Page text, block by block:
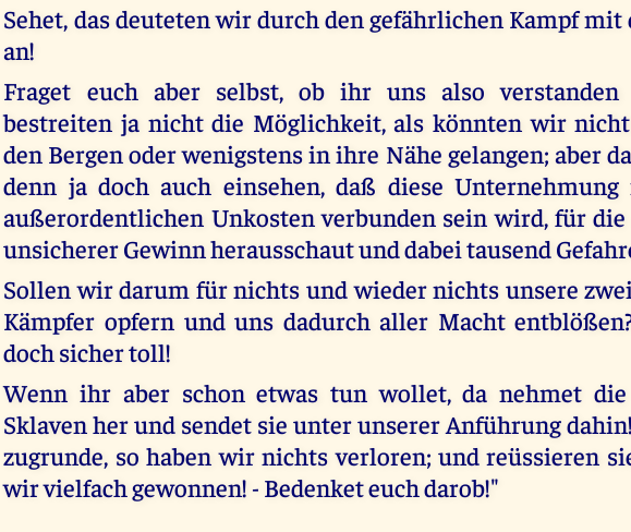
Sehet, das deuteten wir durch den gefährlichen Kampf mit
an!
Fraget euch aber selbst, ob ihr uns also
bestreiten ja nicht die Möglichkeit, als könnten wir
den Bergen oder wenigstens in ihre Nähe gelangen; aber
denn ja doch auch einsehen, daß diese
außerordentlichen Unkosten verbunden sein wird, für
unsicherer Gewinn herausschaut und dabei tausend
Sollen wir darum für nichts und wieder nichts unsere
Kämpfer opfern und uns dadurch aller Macht
doch sicher toll!
Wenn ihr aber schon etwas tun wollet, da nehmet
Sklaven her und sendet sie unter unserer Anführung
zugrunde, so haben wir nichts verloren; und reüssieren
wir vielfach gewonnen! - Bedenket euch darob!"